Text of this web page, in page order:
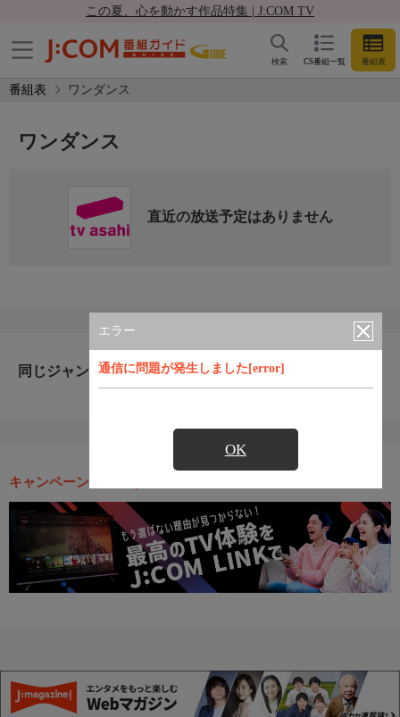
この夏、心を動かす作品特集 | J:COM TV
CS番組一覧 番組表
検索
番組表 ワンダンス
エラー
通信に問題が発生しました[error]
OK
ワンダンス
直近の放送予定はありません
同じジャンルのおすすめ番組
キャンペーン・お得な情報